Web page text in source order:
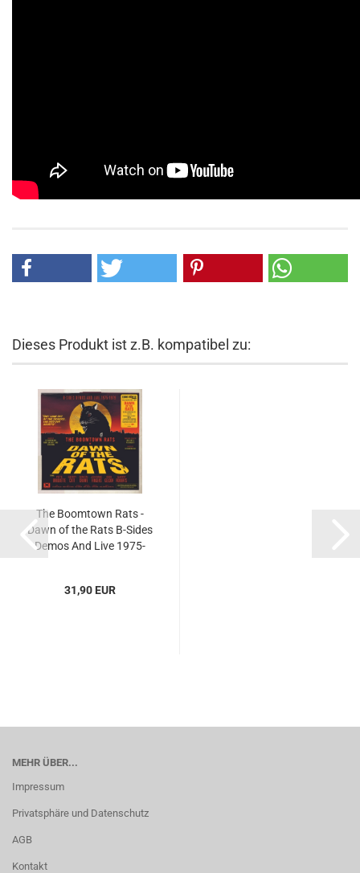
Dieses Produkt ist z.B. kompatibel zu:
The Boomtown Rats -
Dawn of the Rats B-Sides
Demos And Live 1975-
31,90 EUR
MEHR ÜBER...
Impressum
Privatsphäre und Datenschutz
AGB
Kontakt